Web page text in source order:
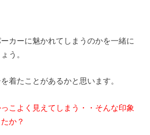
カーに魅かれてしまうのかを一緒に
う。
着たことがあるかと思います。
こよく見えてしま う・・そんな印象
か？